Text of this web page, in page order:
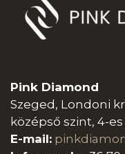
Pink Diamond
Szeged, Londoni
középső szint, 4-
E-mail: